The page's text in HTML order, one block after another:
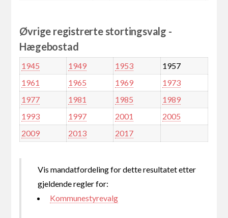
Øvrige registrerte stortingsvalg -
Hægebostad
1945 1949 1953
1957
1961
1965 1969
1973
1977
1981 1985
1989
1993
1997 2001
2005
2009
2013 2017
Vis mandatfordeling for dette resultatet etter
gjeldende regler for:
Kommunestyrevalg